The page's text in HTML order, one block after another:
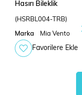
Hasırı Bileklik
(HSRBL004-TRB)
Marka Mia Vento
Favorilere Ekle